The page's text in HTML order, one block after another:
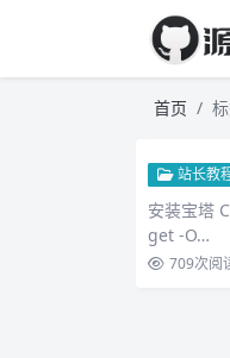
首页
站长教
安装宝塔
get -O…
709次阅